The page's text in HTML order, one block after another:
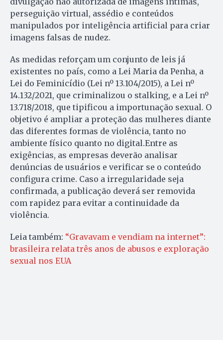
perseguição virtual, assédio e conteúdos
manipulados por inteligência artificial para criar
imagens falsas de nudez.
As medidas reforçam um conjunto de leis já
existentes no país, como a Lei Maria da Penha, a
Lei do Feminicídio (Lei nº 13.104/2015), a Lei nº
14.132/2021, que criminalizou o stalking, e a Lei nº
13.718/2018, que tipificou a importunação sexual. O
objetivo é ampliar a proteção das mulheres diante
das diferentes formas de violência, tanto no
ambiente físico quanto no digital.Entre as
exigências, as empresas deverão analisar
denúncias de usuários e verificar se o conteúdo
configura crime. Caso a irregularidade seja
confirmada, a publicação deverá ser removida
com rapidez para evitar a continuidade da
violência.
Leia também: “Gravavam e vendiam na internet”:
brasileira relata três anos de abusos e exploração
sexual nos EUA